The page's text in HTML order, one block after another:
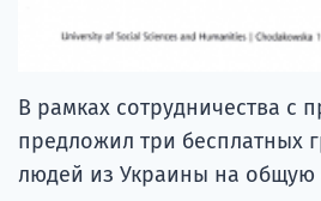
В рамках сотрудничества с
предложил три бесплатных
людей из Украины на общую